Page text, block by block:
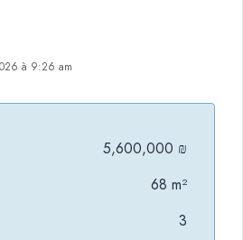
à 9:26 am
5,600,000 ₪
68 m²
3